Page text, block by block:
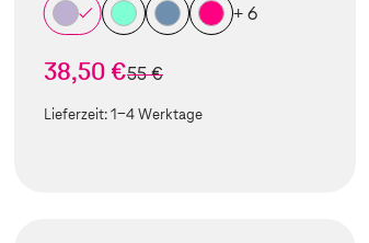
+ 6
38,50 €statt
55 €
Lieferzeit:1-4 Werktage